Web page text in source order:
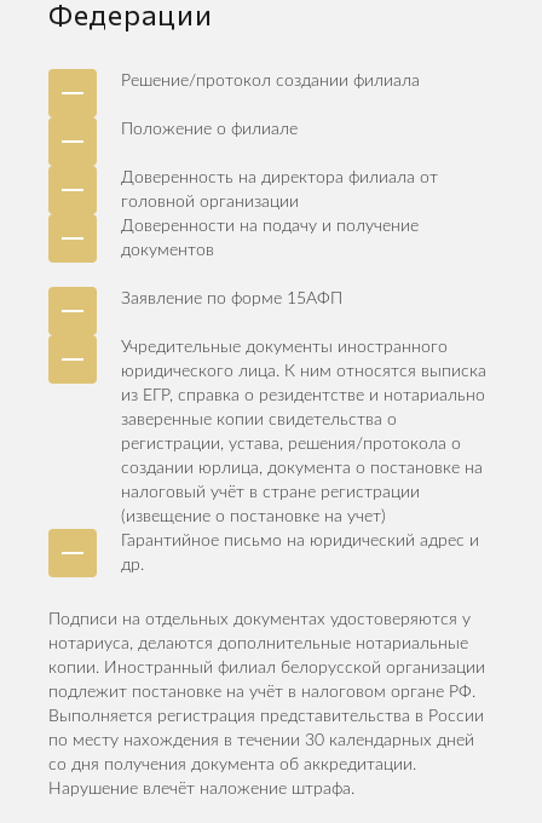
Федерации
Решение/протокол создании филиала
Положение о филиале
Доверенность на директора филиала от
головной организации
Доверенности на подачу и получение
документов
Заявление по форме 15АФП
Учредительные документы иностранного
юридического лица. К ним относятся выписка
из ЕГР, справка о резидентстве и нотариально
заверенные копии свидетельства о
регистрации, устава, решения/протокола о
создании юрлица, документа о постановке на
налоговый учёт в стране регистрации
(извещение о постановке на учет)
Гарантийное письмо на юридический адрес и
др.
Подписи на отдельных документах удостоверяются у
нотариуса, делаются дополнительные нотариальные
копии. Иностранный филиал белорусской организации
подлежит постановке на учёт в налоговом органе РФ.
Выполняется регистрация представительства в России
по месту нахождения в течении 30 календарных дней
со дня получения документа об аккредитации.
Нарушение влечёт наложение штрафа.